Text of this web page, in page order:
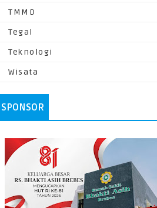
TMMD
Tegal
Teknologi
Wisata
SPONSOR